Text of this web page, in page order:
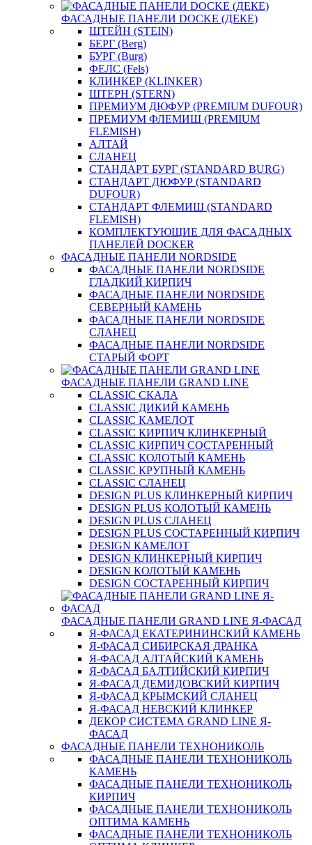
ФАСАДНЫЕ ПАНЕЛИ DOCKE (ДЕКЕ)
ШТЕЙН (STEIN)
БЕРГ (Berg)
БУРГ (Burg)
ФЕЛС (Fels)
КЛИНКЕР (KLINKER)
ШТЕРН (STERN)
ПРЕМИУМ ДЮФУР (PREMIUM DUFOUR)
ПРЕМИУМ ФЛЕМИШ (PREMIUM
FLEMISH)
АЛТАЙ
СЛАНЕЦ
СТАНДАРТ БУРГ (STANDARD BURG)
СТАНДАРТ ДЮФУР (STANDARD
DUFOUR)
СТАНДАРТ ФЛЕМИШ (STANDARD
FLEMISH)
КОМПЛЕКТУЮЩИЕ ДЛЯ ФАСАДНЫХ
ПАНЕЛЕЙ DOCKER
ФАСАДНЫЕ ПАНЕЛИ NORDSIDE
ФАСАДНЫЕ ПАНЕЛИ NORDSIDE
ГЛАДКИЙ КИРПИЧ
ФАСАДНЫЕ ПАНЕЛИ NORDSIDE
СЕВЕРНЫЙ КАМЕНЬ
ФАСАДНЫЕ ПАНЕЛИ NORDSIDE
СЛАНЕЦ
ФАСАДНЫЕ ПАНЕЛИ NORDSIDE
СТАРЫЙ ФОРТ
ФАСАДНЫЕ ПАНЕЛИ GRAND LINE
CLASSIC СКАЛА
CLASSIC ДИКИЙ КАМЕНЬ
CLASSIC КАМЕЛОТ
CLASSIC КИРПИЧ КЛИНКЕРНЫЙ
CLASSIC КИРПИЧ СОСТАРЕННЫЙ
CLASSIC КОЛОТЫЙ КАМЕНЬ
CLASSIC КРУПНЫЙ КАМЕНЬ
CLASSIC СЛАНЕЦ
DESIGN PLUS КЛИНКЕРНЫЙ КИРПИЧ
DESIGN PLUS КОЛОТЫЙ КАМЕНЬ
DESIGN PLUS СЛАНЕЦ
DESIGN PLUS СОСТАРЕННЫЙ КИРПИЧ
DESIGN КАМЕЛОТ
DESIGN КЛИНКЕРНЫЙ КИРПИЧ
DESIGN КОЛОТЫЙ КАМЕНЬ
DESIGN СОСТАРЕННЫЙ КИРПИЧ
ФАСАДНЫЕ ПАНЕЛИ GRAND LINE Я-ФАСАД
Я-ФАСАД ЕКАТЕРИНИНСКИЙ КАМЕНЬ
Я-ФАСАД СИБИРСКАЯ ДРАНКА
Я-ФАСАД АЛТАЙСКИЙ КАМЕНЬ
Я-ФАСАД БАЛТИЙСКИЙ КИРПИЧ
Я-ФАСАД ДЕМИДОВСКИЙ КИРПИЧ
Я-ФАСАД КРЫМСКИЙ СЛАНЕЦ
Я-ФАСАД НЕВСКИЙ КЛИНКЕР
ДЕКОР СИСТЕМА GRAND LINE Я-
ФАСАД
ФАСАДНЫЕ ПАНЕЛИ ТЕХНОНИКОЛЬ
ФАСАДНЫЕ ПАНЕЛИ ТЕХНОНИКОЛЬ
КАМЕНЬ
ФАСАДНЫЕ ПАНЕЛИ ТЕХНОНИКОЛЬ
КИРПИЧ
ФАСАДНЫЕ ПАНЕЛИ ТЕХНОНИКОЛЬ
ОПТИМА КАМЕНЬ
ФАСАДНЫЕ ПАНЕЛИ ТЕХНОНИКОЛЬ